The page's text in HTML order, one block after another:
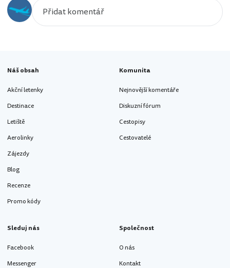
Náš obsah
Akční letenky
Destinace
Letiště
Aerolinky
Zájezdy
Blog
Recenze
Promo kódy
Komunita
Nejnovější komentáře
Diskuzní fórum
Cestopisy
Cestovatelé
Sleduj nás
Facebook
Messenger
Společnost
O nás
Kontakt